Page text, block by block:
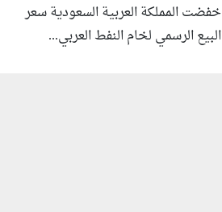
خفضت المملكة العربية السعودية سعر
البيع الرسمي لخام النفط العربي...